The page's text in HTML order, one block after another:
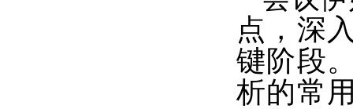
点，深
键阶段
析的常